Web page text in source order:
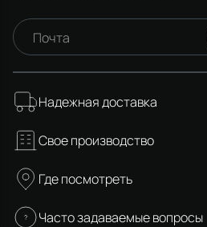
Почта
Надежная доставка
Свое производство
Где посмотреть
Часто задаваемые вопросы